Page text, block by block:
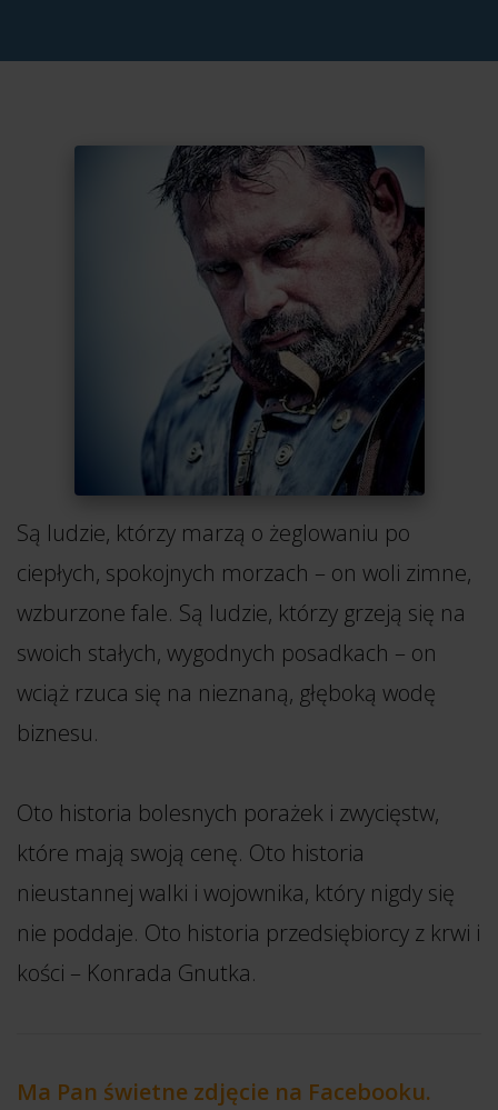
Są ludzie, którzy marzą o żeglowaniu po
ciepłych, spokojnych morzach – on woli zimne,
wzburzone fale. Są ludzie, którzy grzeją się na
swoich stałych, wygodnych posadkach – on
wciąż rzuca się na nieznaną, głęboką wodę
biznesu.
Oto historia bolesnych porażek i zwycięstw,
które mają swoją cenę. Oto historia
nieustannej walki i wojownika, który nigdy się
nie poddaje. Oto historia przedsiębiorcy z krwi i
kości – Konrada Gnutka.
Ma Pan świetne zdjęcie na Facebooku.